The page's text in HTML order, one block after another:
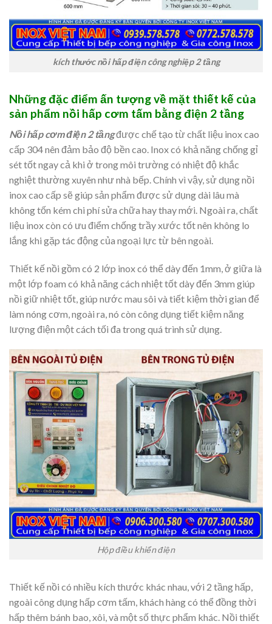
kích thước nồi hấp điện công nghiệp 2 tầng
Những đặc điểm ấn tượng về mặt thiết kế của
sản phẩm nồi hấp cơm tấm bằng điện 2 tầng
Nồi hấp cơm điện 2 tầngđược chế tạo từ chất liệu inox cao
cấp 304 nên đảm bảo độ bền cao. Inox có khả năng chống gỉ
sét tốt ngay cả khi ở trong môi trường có nhiệt độ khắc
nghiệt thường xuyên như nhà bếp. Chính vì vậy, sử dụng nồi
inox cao cấp sẽ giúp sản phẩm được sử dụng dài lâu mà
không tốn kém chi phí sửa chữa hay thay mới. Ngoài ra, chất
liệu inox còn có ưu điểm chống trầy xước tốt nên không lo
lắng khi gặp tác động của ngoại lực từ bên ngoài.
Thiết kế nồi gồm có 2 lớp inox có thể dày đến 1mm, ở giữa là
một lớp foam có khả năng cách nhiệt tốt dày đến 3mm giúp
nồi giữ nhiệt tốt, giúp nước mau sôi và tiết kiệm thời gian để
làm nóng cơm, ngoài ra, nó còn công dụng tiết kiệm năng
lượng điện một cách tối đa trong quá trình sử dụng.
Hộp điều khiển điện
Thiết kế nồi có nhiều kích thước khác nhau, với 2 tầng hấp,
ngoài công dụng hấp cơm tấm, khách hàng có thể đồng thời
hấp thêm bánh bao, xôi, và một số thực phẩm khác. Nồi thiết